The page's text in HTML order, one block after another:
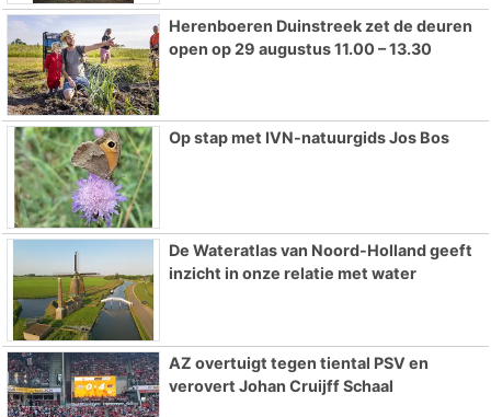
Herenboeren Duinstreek zet de deuren
open op 29 augustus 11.00 – 13.30
Op stap met IVN-natuurgids Jos Bos
De Wateratlas van Noord-Holland geeft
inzicht in onze relatie met water
AZ overtuigt tegen tiental PSV en
verovert Johan Cruijff Schaal